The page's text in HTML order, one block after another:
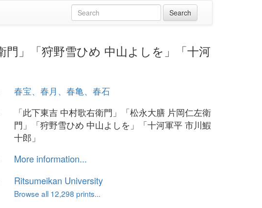
門」「狩野雪ひめ 中山よしを」「十河
春宝、春月、春亀、春石
「此下東吉 中村歌右衛門」「松永大膳 片岡仁左衛
門」「狩野雪ひめ 中山よしを」「十河軍平 市川鰕
十郎」
More information...
Ritsumeikan University
Browse all 12,298 prints...